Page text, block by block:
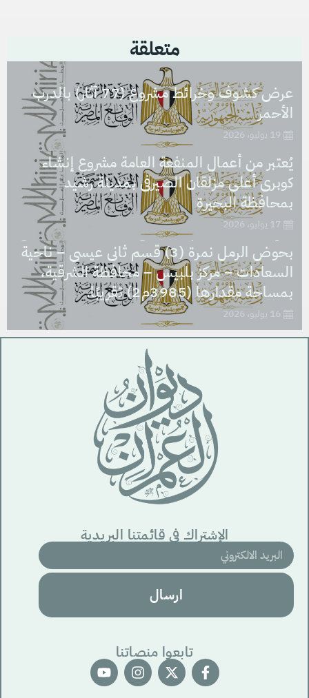
متعلقة
عرض كشوف وخرائط مشروع (77 آثار) بالدرب
الأحمر
19 يوليو، 2026
يُعتبر من أعمال المنفعة العامة مشروع إنشاء
كوبرى أعلى مزلقان الصيرفى بمدينة رشيد
بمحافظة البحيرة
17 يوليو، 2026
يُعتبر من أعمال المنفعة العامة مشروع نزع ملكية
العقار الذى تشغله مدرسة السعادات الابتدائية
والإعدادية، بالرقم التعريفى (1312747) الكائن
بحوض الرمل نمرة (3) قسم ثانى عيسى – ناحية
السعادات – مركز بلبيس – محافظة الشرقية،
بمساحة مقدارها (3985م2) تقريبًا.
16 يوليو، 2026
الإشتراك في قائمتنا البريدية
ارسال
تابعوا منصاتنا